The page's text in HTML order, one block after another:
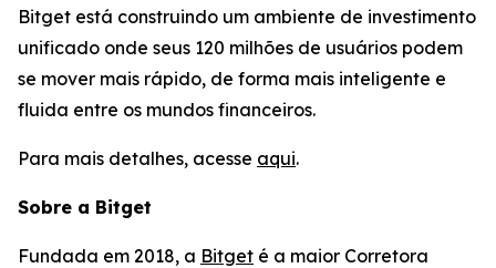
Bitget está construindo um ambiente de investimento
unificado onde seus 120 milhões de usuários podem
se mover mais rápido, de forma mais inteligente e
fluida entre os mundos financeiros.
Para mais detalhes, acesse aqui.
Sobre a Bitget
Fundada em 2018, a Bitget é a maior Corretora